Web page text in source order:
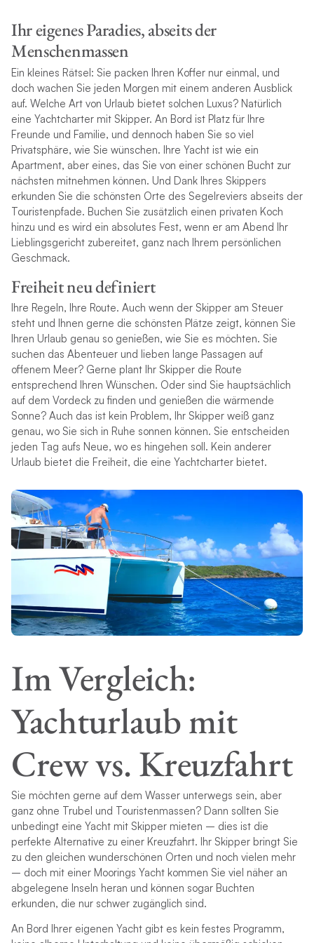
Ihr eigenes Paradies, abseits der
Menschenmassen
Ein kleines Rätsel: Sie packen Ihren Koffer nur einmal, und
doch wachen Sie jeden Morgen mit einem anderen Ausblick
auf. Welche Art von Urlaub bietet solchen Luxus? Natürlich
eine Yachtcharter mit Skipper. An Bord ist Platz für Ihre
Freunde und Familie, und dennoch haben Sie so viel
Privatsphäre, wie Sie wünschen. Ihre Yacht ist wie ein
Apartment, aber eines, das Sie von einer schönen Bucht zur
nächsten mitnehmen können. Und Dank Ihres Skippers
erkunden Sie die schönsten Orte des Segelreviers abseits der
Touristenpfade. Buchen Sie zusätzlich einen privaten Koch
hinzu und es wird ein absolutes Fest, wenn er am Abend Ihr
Lieblingsgericht zubereitet, ganz nach Ihrem persönlichen
Geschmack.
Freiheit neu definiert
Ihre Regeln, Ihre Route. Auch wenn der Skipper am Steuer
steht und Ihnen gerne die schönsten Plätze zeigt, können Sie
Ihren Urlaub genau so genießen, wie Sie es möchten. Sie
suchen das Abenteuer und lieben lange Passagen auf
offenem Meer? Gerne plant Ihr Skipper die Route
entsprechend Ihren Wünschen. Oder sind Sie hauptsächlich
auf dem Vordeck zu finden und genießen die wärmende
Sonne? Auch das ist kein Problem, Ihr Skipper weiß ganz
genau, wo Sie sich in Ruhe sonnen können. Sie entscheiden
jeden Tag aufs Neue, wo es hingehen soll. Kein anderer
Urlaub bietet die Freiheit, die eine Yachtcharter bietet.
Im Vergleich:
Yachturlaub mit
Crew vs. Kreuzfahrt
Sie möchten gerne auf dem Wasser unterwegs sein, aber
ganz ohne Trubel und Touristenmassen? Dann sollten Sie
unbedingt eine Yacht mit Skipper mieten – dies ist die
perfekte Alternative zu einer Kreuzfahrt. Ihr Skipper bringt Sie
zu den gleichen wunderschönen Orten und noch vielen mehr
– doch mit einer Moorings Yacht kommen Sie viel näher an
abgelegene Inseln heran und können sogar Buchten
erkunden, die nur schwer zugänglich sind.
An Bord Ihrer eigenen Yacht gibt es kein festes Programm,